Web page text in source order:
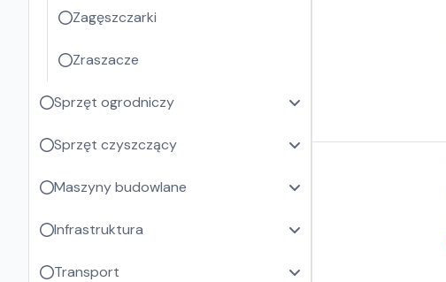
Zagęszczarki
Zraszacze
Sprzęt ogrodniczy
Sprzęt czyszczący
Maszyny budowlane
Infrastruktura
Transport